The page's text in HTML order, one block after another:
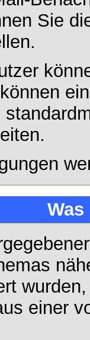
Sie
einer